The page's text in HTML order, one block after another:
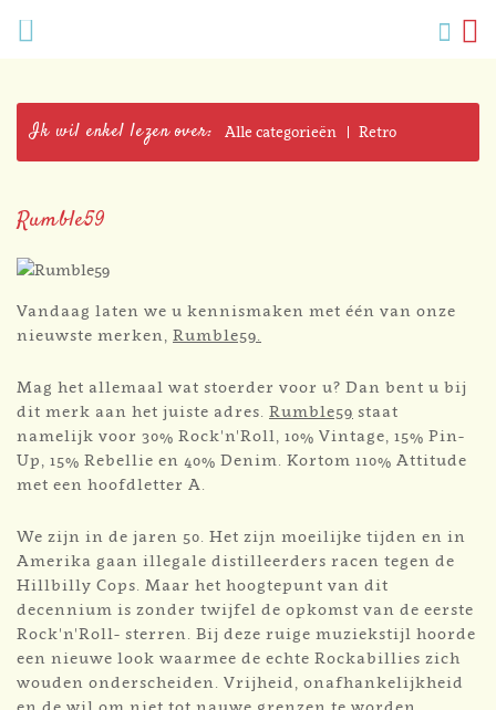
Zoek
Ik wil enkel lezen over: Alle categorieën Retro
Rumble59
Vandaag laten we u kennismaken met één van onze
nieuwste merken, Rumble59.
Mag het allemaal wat stoerder voor u? Dan bent u bij
dit merk aan het juiste adres. Rumble59 staat
namelijk voor 30% Rock'n'Roll, 10% Vintage, 15% Pin-
Up, 15% Rebellie en 40% Denim. Kortom 110% Attitude
met een hoofdletter A.
We zijn in de jaren 50. Het zijn moeilijke tijden en in
Amerika gaan illegale distilleerders racen tegen de
Hillbilly Cops. Maar het hoogtepunt van dit
decennium is zonder twijfel de opkomst van de eerste
Rock'n'Roll- sterren. Bij deze ruige muziekstijl hoorde
een nieuwe look waarmee de echte Rockabillies zich
wouden onderscheiden. Vrijheid, onafhankelijkheid
en de wil om niet tot nauwe grenzen te worden